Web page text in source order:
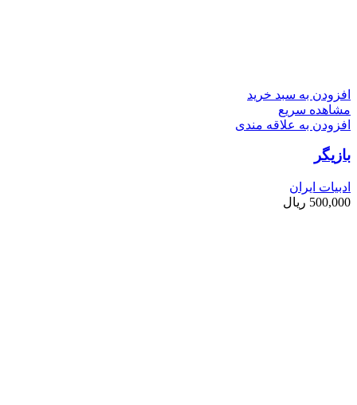
افزودن به سبد خرید
مشاهده سریع
افزودن به علاقه مندی
بازیگر
ادبیات ایران
500,000 ریال